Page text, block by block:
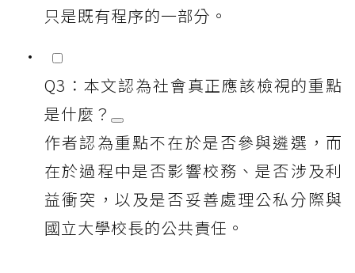
只是既有程序的一部分。
Q3：本文認為社會真正應該檢視的重點
是什麼？
作者認為重點不在於是否參與遴選，而
在於過程中是否影響校務、是否涉及利
益衝突，以及是否妥善處理公私分際與
國立大學校長的公共責任。